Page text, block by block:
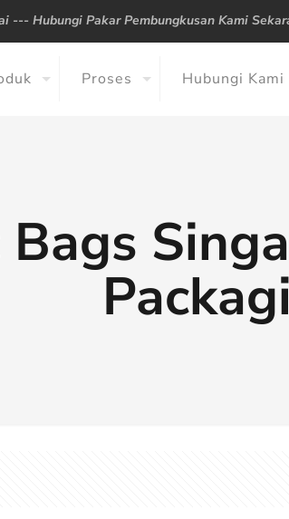
--- Hubungi Pakar Pembungkusan Kami
Proses Hubungi Kami